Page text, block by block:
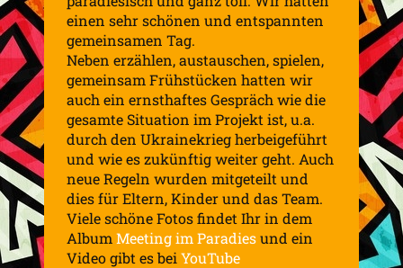
einen sehr schönen und entspannten
gemeinsamen Tag.
Neben erzählen, austauschen, spielen,
gemeinsam Frühstücken hatten wir
auch ein ernsthaftes Gespräch wie die
gesamte Situation im Projekt ist, u.a.
durch den Ukrainekrieg herbeigeführt
und wie es zukünftig weiter geht. Auch
neue Regeln wurden mitgeteilt und
dies für Eltern, Kinder und das Team.
Viele schöne Fotos findet Ihr in dem
Album Meeting im Paradiesund ein
Video gibt es bei YouTube